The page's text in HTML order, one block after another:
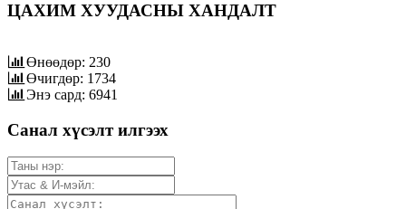
ЦАХИМ ХУУДАСНЫ ХАНДАЛТ
Өнөөдөр: 230
Өчигдөр: 1734
Энэ сард: 6941
Санал хүсэлт илгээх